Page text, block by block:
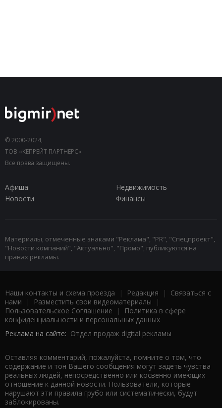
© 2000-2024,
ТОВ «КЕПРЕЙТ ПАРТНЕРС».
Все права защищены.
Афиша
Недвижимость
Новости
Финансы
Материалы, отмеченные знаками "Реклама", "PR", "Спецпроект",
"Новости компаний", "Актуально", "Промо", публикуются на
правах рекламы.
Наши контакты и схема проезда | Редакция | Связаться с
нами | Разместить свои видеоматериалы |
Пользовательское Соглашение |
Политика в сфере
конфиденциальности и персональных данных
Реклама на сайте: Отдел продаж digital рекламы
Оставляя комментарий, пожалуйста, помните о том, что
содержание и тон Вашего сообщения могут задеть чувства
реальных людей, непосредственно или косвенно имеющих
отношение к данной новости. Пользователи, которые
нарушают эти правила грубо или систематически, будут
заблокированы.